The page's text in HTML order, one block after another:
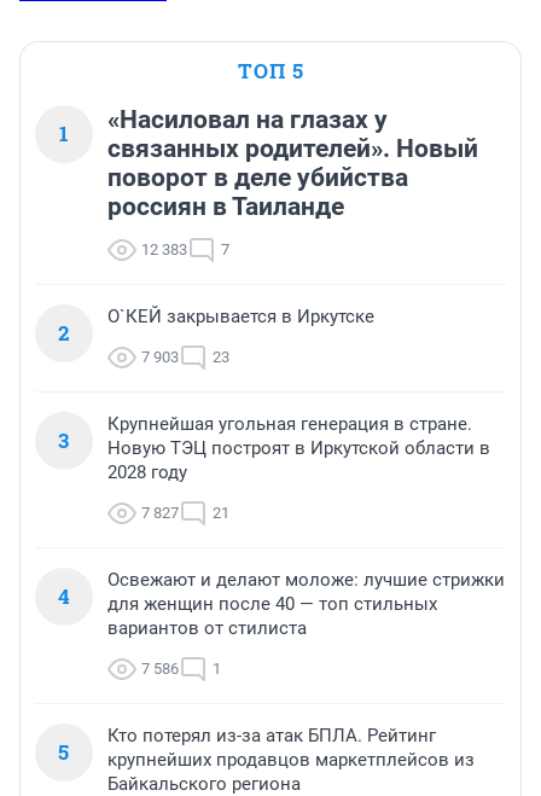
ТОП 5
1
«Насиловал на глазах у
связанных родителей». Новый
поворот в деле убийства
россиян в Таиланде
12 383 7
2
О`КЕЙ закрывается в Иркутске
7 903 23
3
Крупнейшая угольная генерация в стране.
Новую ТЭЦ построят в Иркутской области в
2028 году
7 827 21
4
Освежают и делают моложе: лучшие стрижки
для женщин после 40 — топ стильных
вариантов от стилиста
7 586 1
5
Кто потерял из-за атак БПЛА. Рейтинг
крупнейших продавцов маркетплейсов из
Байкальского региона